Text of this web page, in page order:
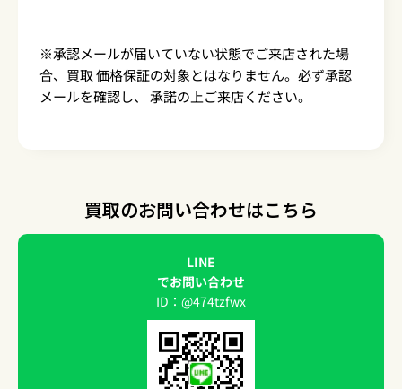
※承認メールが届いていない状態でご来店された場
合、買取 価格保証の対象とはなりません。必ず承認
メールを確認し、 承諾の上ご来店ください。
買取のお問い合わせはこちら
LINE
でお問い合わせ
ID：@474tzfwx